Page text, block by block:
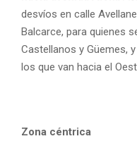
desvíos en calle
Balcarce, para quienes
Castellanos y Güemes,
los que van hacia el
Zona céntrica